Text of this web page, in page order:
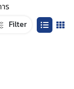
ร
Filter